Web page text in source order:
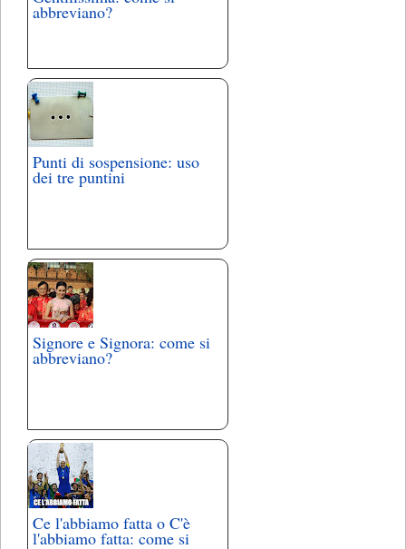
abbreviano?
Punti di sospensione: uso
dei tre puntini
Signore e Signora: come si
abbreviano?
Ce l'abbiamo fatta o C'è
l'abbiamo fatta: come si